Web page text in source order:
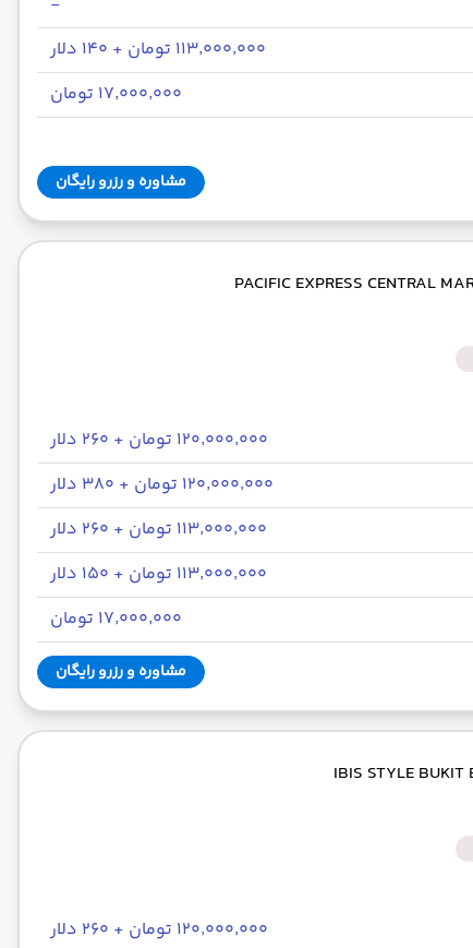
۱۱۳٬۰۰۰٬۰۰۰ تومان + ۱۴۰ دلار
۱۷٬۰۰۰٬۰۰۰ تومان
مشاوره و رزرو رایگان
۱۲۰٬۰۰۰٬۰۰۰ تومان + ۲۶۰ دلار
۱۲۰٬۰۰۰٬۰۰۰ تومان + ۳۸۰ دلار
۱۱۳٬۰۰۰٬۰۰۰ تومان + ۲۶۰ دلار
۱۱۳٬۰۰۰٬۰۰۰ تومان + ۱۵۰ دلار
۱۷٬۰۰۰٬۰۰۰ تومان
مشاوره و رزرو رایگان
۱۲۰٬۰۰۰٬۰۰۰ تومان + ۲۶۰ دلار